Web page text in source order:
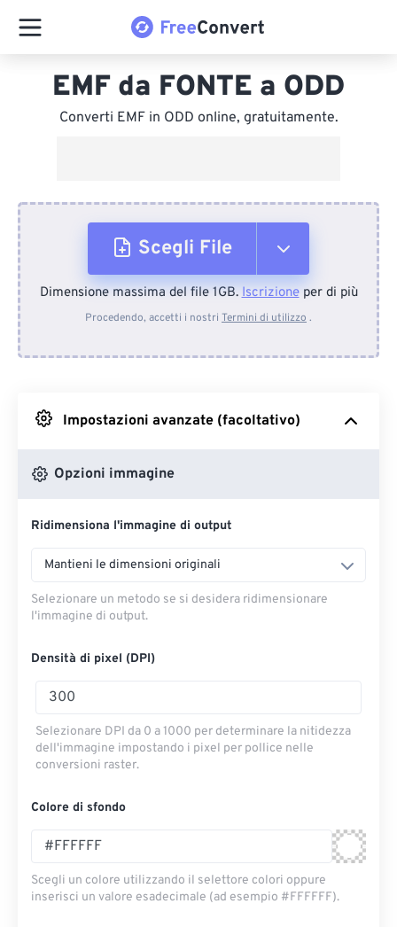
EMF da FONTE a ODD
Converti EMF in ODD online, gratuitamente.
Scegli File
Dal dispositivo
Da Google Drive
Dimensione massima del file 1GB.Iscrizioneper di più
Procedendo, accetti i nostri Termini di utilizzo .
Impostazioni avanzate (facoltativo)
Opzioni immagine
Ridimensiona l'immagine di output
Mantieni le dimensioni originali
Selezionare un metodo se si desidera ridimensionare
l'immagine di output.
Densità di pixel (DPI)
Selezionare DPI da 0 a 1000 per determinare la nitidezza
dell'immagine impostando i pixel per pollice nelle
conversioni raster.
Colore di sfondo
Scegli un colore utilizzando il selettore colori oppure
inserisci un valore esadecimale (ad esempio #FFFFFF).